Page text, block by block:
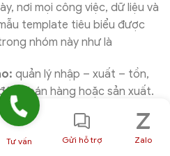
nơi mọi công việc, dữ liệu và
template tiêu biểu được
nhóm này như là
quản lý nhập – xuất – tồn,
bán hàng hoặc sản xuất.
án:theo dõi toàn bộ đầu
trạng thái và tiến độ
Tư vấn Gửi hỗ trợ Zalo